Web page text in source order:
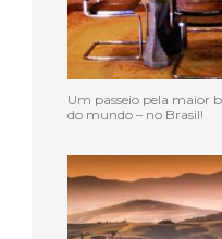
Um passeio pela maior
do mundo – no Brasil!